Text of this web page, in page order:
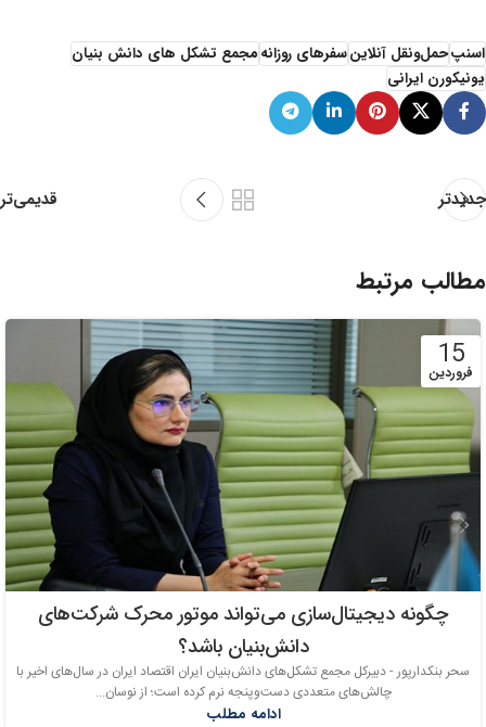
اسنپحمل‌ونقل آنلاینسفرهای روزانهمجمع تشکل های دانش بنیان
یونیکورن ایرانی
جدیدتر قدیمی‌تر
مطالب مرتبط
15
فروردین
چگونه دیجیتال‌سازی می‌تواند موتور محرک شرکت‌های
دانش‌بنیان باشد؟
سحر بنکدارپور - دبیرکل مجمع تشکل‌های دانش‌بنیان ایران اقتصاد ایران در سال‌های اخیر با
چالش‌های متعددی دست‌وپنجه نرم کرده است؛ از نوسان...
ادامه مطلب